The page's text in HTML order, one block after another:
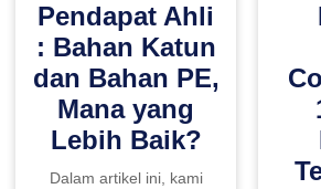
Pendapat Ahli
: Bahan Katun
dan Bahan PE,
Mana yang
Lebih Baik?
Dalam artikel ini, kami